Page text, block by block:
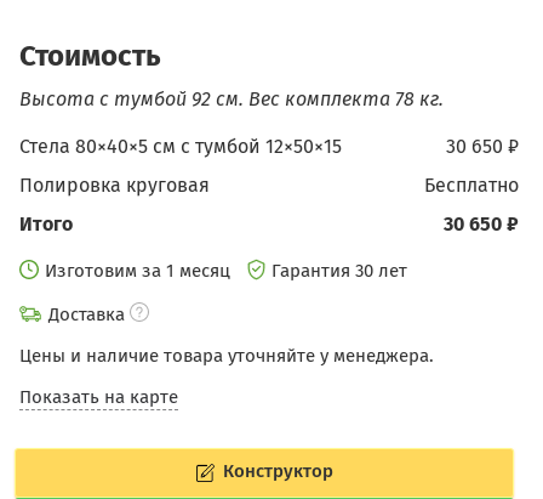
Стоимость
Высота с тумбой 92 см. Вес комплекта 78 кг.
30 650 ₽
Стела 80×40×5 см c тумбой 12×50×15
бесплатно
Полировка круговая
30 650 ₽
Итого
Изготовим за 1 месяц
Гарантия 30 лет
Доставка
Цены и наличие товара уточняйте у менеджера.
Показать на карте
Конструктор